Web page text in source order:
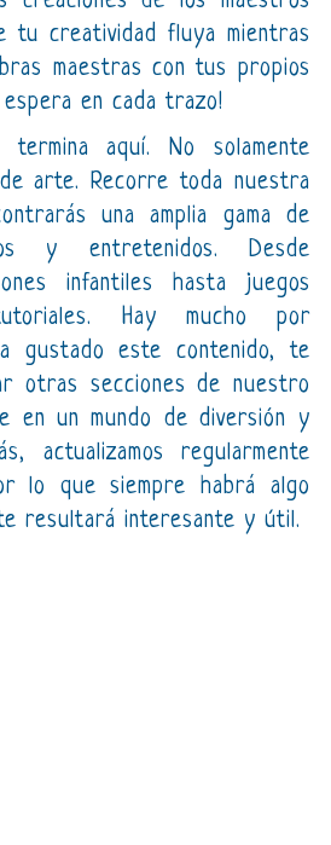
tu creatividad fluya mientras
maestras con tus propios
en cada trazo!
aquí. No solamente
de arte. Recorre toda nuestra
una amplia gama de
y entretenidos. Desde
infantiles hasta juegos
Hay mucho por
gustado este contenido, te
otras secciones de nuestro
en un mundo de diversión y
actualizamos regularmente
lo que siempre habrá algo
resultará interesante y útil.